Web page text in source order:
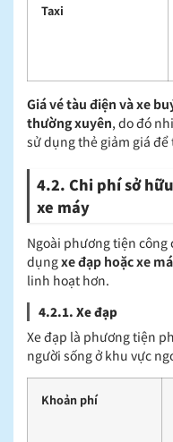
Taxi
Giá vé tàu điện và xe
thường xuyên, do đó
sử dụng thẻ giảm giá
4.2. Chi phí sở
xe máy
Ngoài phương tiện công
dụngxe đạp hoặc xe
linh hoạt hơn.
4.2.1. Xe đạp
Xe đạp là phương tiện
người sống ở khu vực
Khoản phí